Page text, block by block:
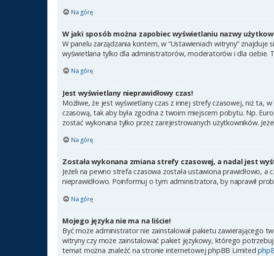
Na górę
W jaki sposób można zapobiec wyświetlaniu nazwy
W panelu zarządzania kontem, w “Ustawieniach witryny” znajduje
wyświetlana tylko dla administratorów, moderatorów i dla ciebie.
Na górę
Jest wyświetlany nieprawidłowy czas!
Możliwe, że jest wyświetlany czas z innej strefy czasowej, niż ta,
czasową, tak aby była zgodna z twoim miejscem pobytu. Np.
zostać wykonana tylko przez zarejestrowanych użytkowników.
Na górę
Została wykonana zmiana strefy czasowej, a nadal jest
Jeżeli na pewno strefa czasowa została ustawiona prawidłowo,
nieprawidłowo. Poinformuj o tym administratora, by naprawił
Na górę
Mojego języka nie ma na liście!
Być może administrator nie zainstalował pakietu zawierającego
witryny czy może zainstalować pakiet językowy, którego
temat można znaleźć na stronie internetowej phpBB Limited